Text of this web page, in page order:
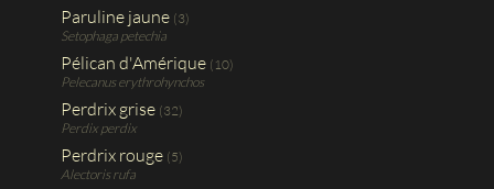
Paruline jaune (3)
Setophaga petechia
Pélican d'Amérique (10)
Pelecanus erythrohynchos
Perdrix grise (32)
Perdix perdix
Perdrix rouge (5)
Alectoris rufa